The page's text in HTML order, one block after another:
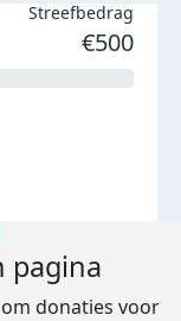
Streefbedrag
€500
pagina
donaties voor